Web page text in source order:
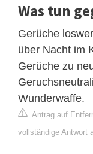
Was tun
Gerüche
über Nacht im
Gerüche zu
Wunderwaffe.
Antrag auf
vollständige Antwort